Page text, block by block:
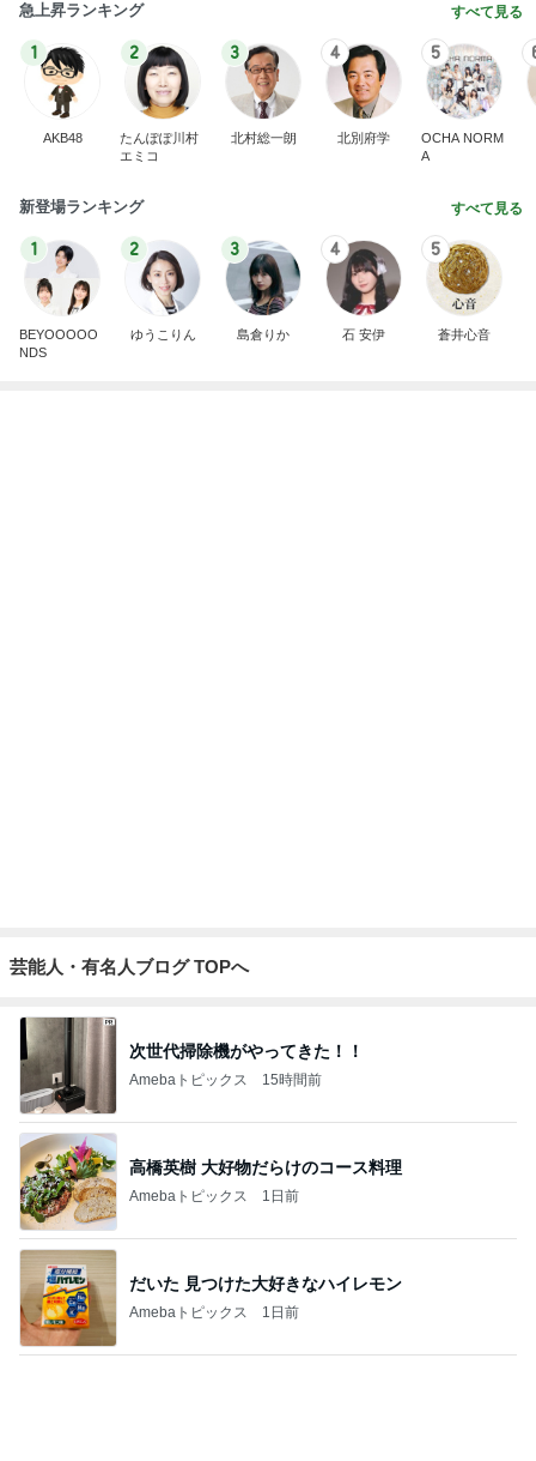
急上昇ランキング すべて見る
1
AKB48
2
たんぽぽ川村
エミコ
3
北村総一朗
4
北別府学
5
OCHA NORM
A
新登場ランキング すべて見る
1
BEYOOOOO
NDS
2
ゆうこりん
3
島倉りか
4
石 安伊
5
蒼井心音
小柳ルミ子 久しぶりのカラオケ
予選通過ならず大号泣した娘